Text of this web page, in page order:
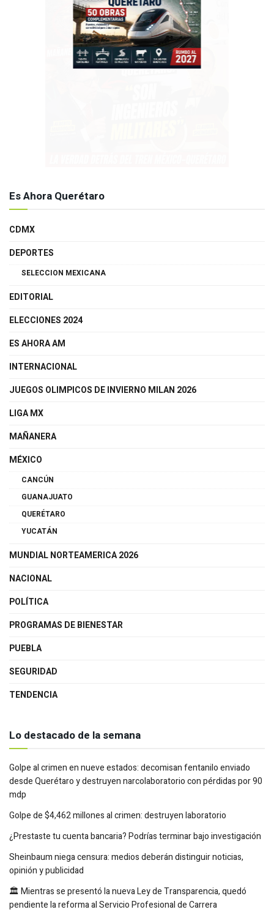
Es Ahora Querétaro
CDMX
DEPORTES
SELECCION MEXICANA
EDITORIAL
ELECCIONES 2024
ES AHORA AM
INTERNACIONAL
JUEGOS OLIMPICOS DE INVIERNO MILAN 2026
LIGA MX
MAÑANERA
MÉXICO
CANCÚN
GUANAJUATO
QUERÉTARO
YUCATÁN
MUNDIAL NORTEAMERICA 2026
NACIONAL
POLÍTICA
PROGRAMAS DE BIENESTAR
PUEBLA
SEGURIDAD
TENDENCIA
Lo destacado de la semana
Golpe al crimen en nueve estados: decomisan fentanilo enviado
desde Querétaro y destruyen narcolaboratorio con pérdidas por 90
mdp
Golpe de $4,462 millones al crimen: destruyen laboratorio
¿Prestaste tu cuenta bancaria? Podrías terminar bajo investigación
Sheinbaum niega censura: medios deberán distinguir noticias,
opinión y publicidad
🏛️ Mientras se presentó la nueva Ley de Transparencia, quedó
pendiente la reforma al Servicio Profesional de Carrera